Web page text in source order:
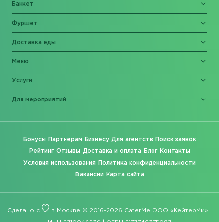
Банкет
Фуршет
Доставка еды
Меню
Услуги
Для мероприятий
Бонусы Партнерам Бизнесу Для агентств Поиск заявок
Рейтинг Отзывы Доставка и оплата Блог Контакты
Условия использования Политика конфиденциальности
Вакансии Карта сайта
Сделано с в Москве © 2016-2026 CaterMe ООО «КейтерМи» |